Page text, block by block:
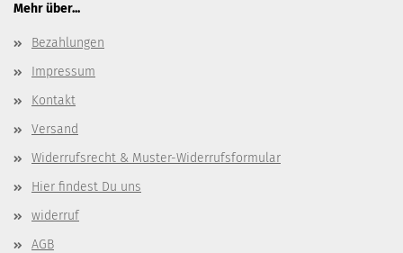
Mehr über...
Bezahlungen
Impressum
Kontakt
Versand
Widerrufsrecht & Muster-Widerrufsformular
Hier findest Du uns
widerruf
AGB